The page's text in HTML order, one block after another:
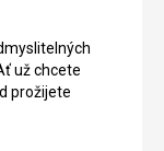
už chcete
prožijete